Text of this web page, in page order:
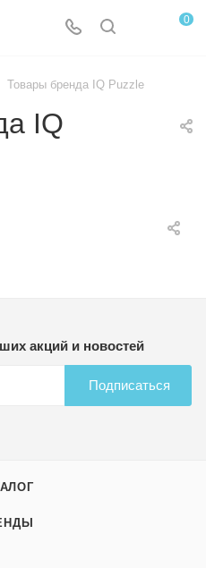
0
Товары бренда IQ Puzzle
IQ
акций и новостей
Подписаться